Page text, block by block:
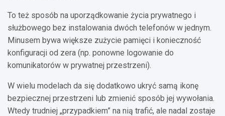
To też sposób na uporządkowanie życia prywatnego i
służbowego bez instalowania dwóch telefonów w jednym.
Minusem bywa większe zużycie pamięci i konieczność
konfiguracji od zera (np. ponowne logowanie do
komunikatorów w prywatnej przestrzeni).
W wielu modelach da się dodatkowo ukryć samą ikonę
bezpiecznej przestrzeni lub zmienić sposób jej wywołania.
Wtedy trudniej „przypadkiem” na nią trafić, ale nadal zostaje